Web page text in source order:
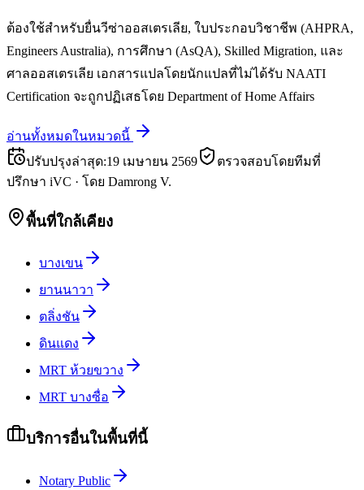
ต้องใช้สำหรับยื่นวีซ่าออสเตรเลีย, ใบประกอบวิชาชีพ (AHPRA,
Engineers Australia), การศึกษา (AsQA), Skilled Migration, และ
ศาลออสเตรเลีย เอกสารแปลโดยนักแปลที่ไม่ได้รับ NAATI
Certification จะถูกปฏิเสธโดย Department of Home Affairs
อ่านทั้งหมดในหมวดนี้
ปรับปรุงล่าสุด:19 เมษายน 2569
ตรวจสอบโดยทีมที่
ปรึกษา iVC · โดย Damrong V.
พื้นที่ใกล้เคียง
บางเขน
ยานนาวา
ตลิ่งชัน
ดินแดง
MRT ห้วยขวาง
MRT บางซื่อ
บริการอื่นในพื้นที่นี้
Notary Public